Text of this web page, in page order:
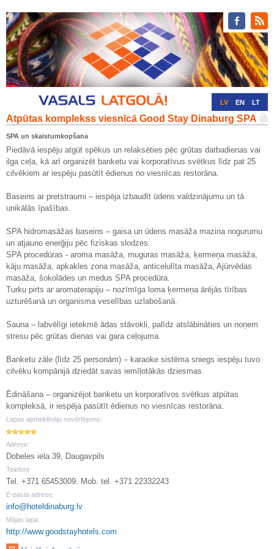
LV EN LT
RU DE
Atpūtas komplekss viesnīcā Good Stay Dinaburg SPA
SPA un skaistumkopšana
Piedāvā iespēju atgūt spēkus un relaksēties pēc grūtas darbadienas vai
ilga ceļa, kā arī organizēt banketu vai korporatīvus svētkus līdz pat 25
cilvēkiem ar iespēju pasūtīt ēdienus no viesnīcas restorāna.
Baseins ar pretstraumi – iespēja izbaudīt ūdens valdzinājumu un tā
unikālās īpašības.
SPA hidromasāžas baseins – gaisa un ūdens masāža mazina nogurumu
un atjauno enerğiju pēc fiziskas slodzes.
SPA procedūras - aroma masāža, muguras masāža, ķermeņa masāža,
kāju masāža, apkakles zona masāža, anticelulīta masāža, Ajūrvēdas
masāža, šokolādes un medus SPA procedūra.
Turku pirts ar aromaterapiju – nozīmīga loma ķermeņa ārējās tīrības
uzturēšanā un organisma veselības uzlabošanā.
Sauna – labvēlīgi ietekmē ādas stāvokli, palīdz atslābināties un noņem
stresu pēc grūtas dienas vai gara ceļojuma.
Banketu zāle (līdz 25 personām) – karaoke sistēma sniegs iespēju tuvo
cilvēku kompānijā dziedāt savas iemīļotākās dziesmas.
Ēdināšana – organizējot banketu un korporatīvos svētkus atpūtas
kompleksā, ir iespēja pasūtīt ēdienus no viesnīcas restorāna.
Lapas apmeklētāju novērtējums:
Adrese:
Dobeles iela 39, Daugavpils
Telefoni:
Tel. +371 65453009. Mob. tel. +371 22332243
E-pasta adrese:
info@hoteldinaburg.lv
Mājas lapa:
http://www.goodstayhotels.com